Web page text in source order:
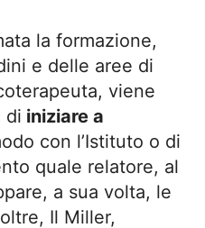
la formazione,
e delle aree di
viene
di iniziare a
con l’Istituto o di
quale relatore, al
a sua volta, le
Il Miller,